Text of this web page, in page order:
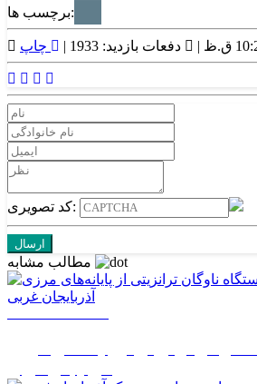
برچسب ها:
دفعات بازدید: 1933 | چاپ
کد تصویری: